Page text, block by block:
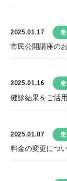
2025.01.17
市民公開講座の
2025.01.16
健診結果をご活
2025.01.07
料金の変更につ